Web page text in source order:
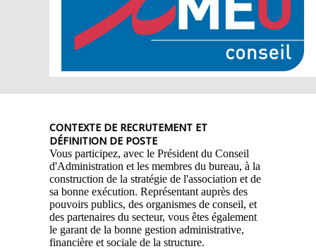
CONTEXTE DE RECRUTEMENT ET
DÉFINITION DE POSTE
Vous participez, avec le Président du Conseil
d'Administration et les membres du bureau, à la
construction de la stratégie de l'association et de
sa bonne exécution. Représentant auprès des
pouvoirs publics, des organismes de conseil, et
des partenaires du secteur, vous êtes également
le garant de la bonne gestion administrative,
financière et sociale de la structure.